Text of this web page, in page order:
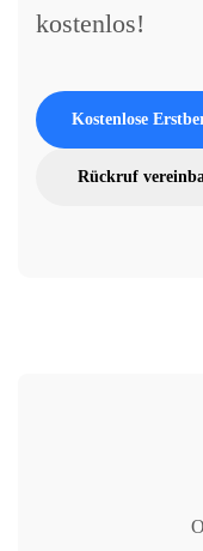
kostenlos!
Kostenlose
Rückruf